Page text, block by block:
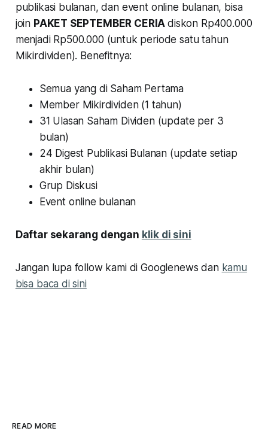
publikasi bulanan, dan event online bulanan, bisa
join PAKET SEPTEMBER CERIAdiskon Rp400.000
menjadi Rp500.000 (untuk periode satu tahun
Mikirdividen). Benefitnya:
Semua yang di Saham Pertama
Member Mikirdividen (1 tahun)
31 Ulasan Saham Dividen (update per 3
bulan)
24 Digest Publikasi Bulanan (update setiap
akhir bulan)
Grup Diskusi
Event online bulanan
Daftar sekarang dengan klik di sini
Jangan lupa follow kami di Googlenews dan kamu
bisa baca di sini
READ MORE